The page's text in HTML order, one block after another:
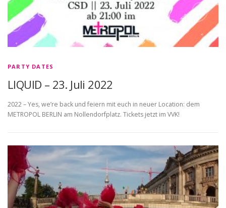
PARTY DATES
LIQUID – 23. Juli 2022
2022 – Yes, we’re back und feiern mit euch in neuer Location: dem
METROPOL BERLIN am Nollendorfplatz. Tickets jetzt im VVK!